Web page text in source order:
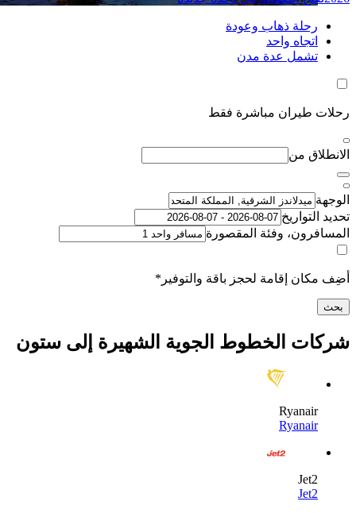
ذهاب وعودة
واحد
عدة مدن
طيران مباشرة فقط
من
وفئة المقصورة
إقامة لحجز باقة والتوفير*
الخطوط الجوية الشهيرة إلى ستون